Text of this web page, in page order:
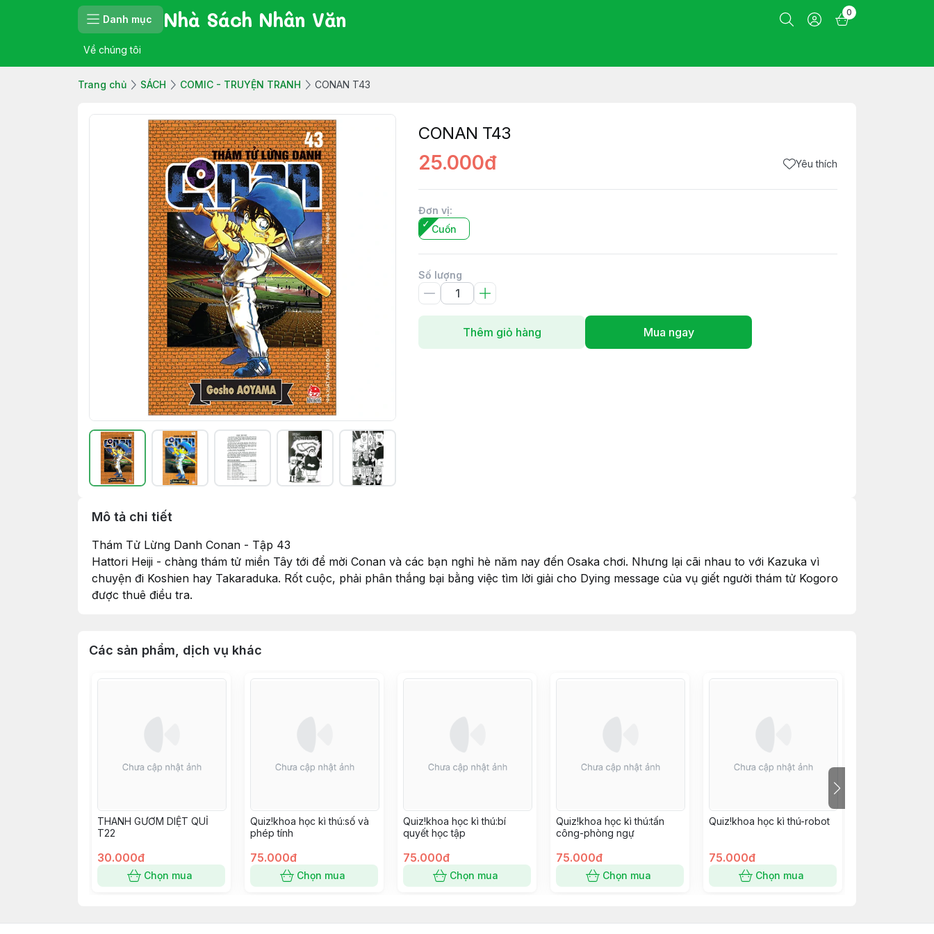
Danh mục Nhà Sách Nhân Văn 0
Về chúng tôi
Trang chủ SÁCH COMIC - TRUYỆN TRANH CONAN T43
CONAN T43
25.000đ Yêu thích
Đơn vị:
Cuốn
Số lượng
Thêm giỏ hàng Mua ngay
Mô tả chi tiết
Thám Tử Lừng Danh Conan - Tập 43
Hattori Heiji - chàng thám tử miền Tây tới để mời Conan và các bạn nghỉ hè năm nay đến Osaka chơi. Nhưng lại cãi nhau to với Kazuka vì
chuyện đi Koshien hay Takaraduka. Rốt cuộc, phải phân thắng bại bằng việc tìm lời giải cho Dying message của vụ giết người thám tử Kogoro
được thuê điều tra.
Các sản phẩm, dịch vụ khác
THANH GƯƠM DIỆT QUỈ
T22
30.000đ
Chọn mua
Quiz!khoa học kì thú:số và
phép tính
75.000đ
Chọn mua
Quiz!khoa học kì thú:bí
quyết học tập
75.000đ
Chọn mua
Quiz!khoa học kì thú:tấn
công-phòng ngự
75.000đ
Chọn mua
Quiz!khoa học kì thú-robot
75.000đ
Chọn mua